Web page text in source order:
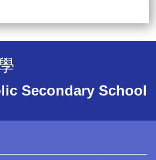
Secondary School